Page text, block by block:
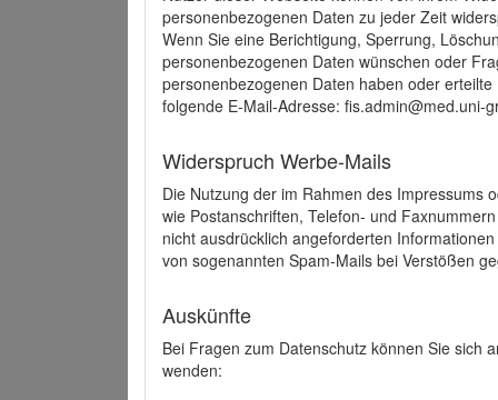
personenbezogenen Daten zu jeder Zeit
Wenn Sie eine Berichtigung, Sperrung,
personenbezogenen Daten wünschen oder
personenbezogenen Daten haben oder
folgende E-Mail-Adresse: fis.admin@med.uni-
Widerspruch Werbe-Mails
Die Nutzung der im Rahmen des Impressums
wie Postanschriften, Telefon- und
nicht ausdrücklich angeforderten
von sogenannten Spam-Mails bei Verstößen
Auskünfte
Bei Fragen zum Datenschutz können Sie sich
wenden: